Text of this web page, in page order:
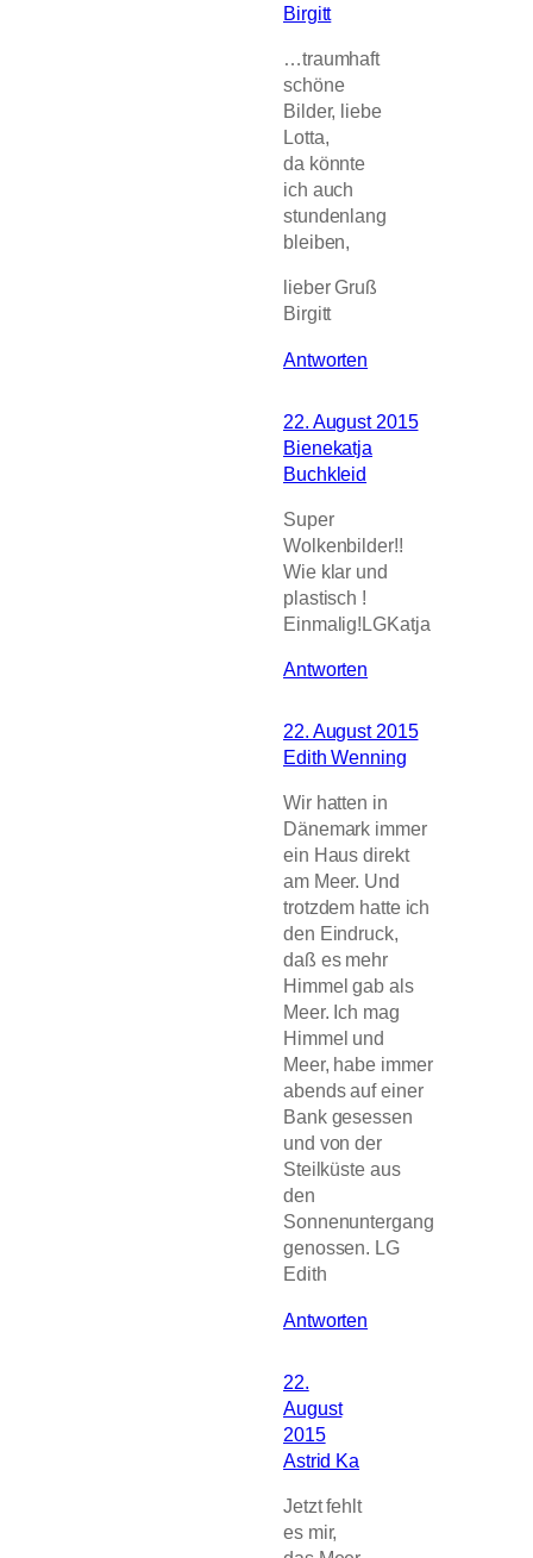
Birgitt
…traumhaft
schöne
Bilder, liebe
Lotta,
da könnte
ich auch
stundenlang
bleiben,
lieber Gruß
Birgitt
Antworten
22. August 2015
Bienekatja
Buchkleid
Super
Wolkenbilder!!
Wie klar und
plastisch !
Einmalig!LGKatja
Antworten
22. August 2015
Edith Wenning
Wir hatten in
Dänemark immer
ein Haus direkt
am Meer. Und
trotzdem hatte ich
den Eindruck,
daß es mehr
Himmel gab als
Meer. Ich mag
Himmel und
Meer, habe immer
abends auf einer
Bank gesessen
und von der
Steilküste aus
den
Sonnenuntergang
genossen. LG
Edith
Antworten
22.
August
2015
Astrid Ka
Jetzt fehlt
es mir,